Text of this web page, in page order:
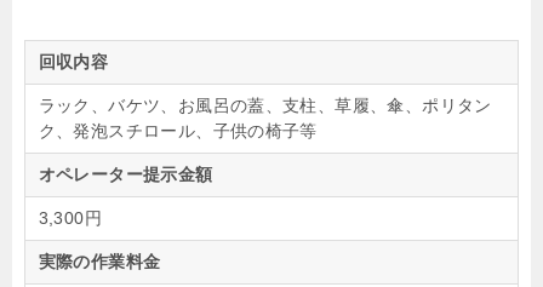
回収内容
ラック、バケツ、お風呂の蓋、支柱、草履、傘、ポリタン
ク、発泡スチロール、子供の椅子等
オペレーター提示金額
3,300円
実際の作業料金